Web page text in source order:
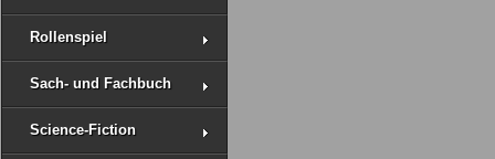
Rollenspiel
Sach- und Fachbuch
Science-Fiction